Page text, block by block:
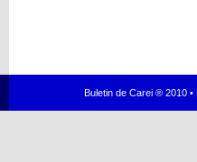
Buletin de Carei ® 2010